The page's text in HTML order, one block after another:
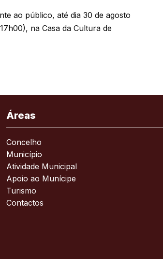
ao público, até dia 30 de agosto
na Casa da Cultura de
Áreas
Concelho
Município
Atividade Municipal
Apoio ao Munícipe
Turismo
Contactos